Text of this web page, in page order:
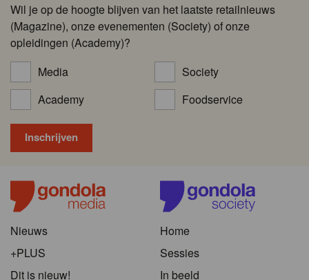
Wil je op de hoogte blijven van het laatste retailnieuws
(Magazine), onze evenementen (Society) of onze
opleidingen (Academy)?
Media
Society
Academy
Foodservice
Nieuws
+PLUS
Dit is nieuw!
Home
Sessies
In beeld